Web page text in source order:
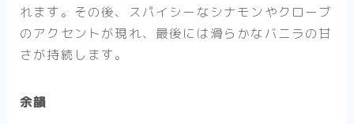
れます。その後、スパイシーなシナモンやクローブ
のアクセントが現れ、最後には滑らかなバニラの甘
さが持続します。
余韻